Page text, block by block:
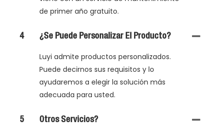
de primer año gratuito.
4 ¿Se Puede Personalizar El Producto?
Luyi admite productos personalizados.
Puede decirnos sus requisitos y lo
ayudaremos a elegir la solución más
adecuada para usted.
5 Otros Servicios?